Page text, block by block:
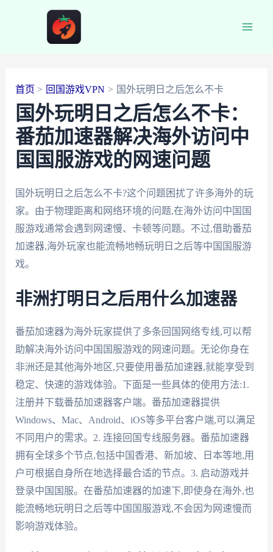
首页 回国游戏VPN 国外玩明日之后怎么不卡
国外玩明日之后怎么不卡：
番茄加速器解决海外访问中
国国服游戏的网速问题
国外玩明日之后怎么不卡?这个问题困扰了许多海外的玩
家。由于物理距离和网络环境的问题,在海外访问中国国
服游戏通常会遇到网速慢、卡顿等问题。不过,借助番茄
加速器,海外玩家也能流畅地畅玩明日之后等中国国服游
戏。
非洲打明日之后用什么加速器
番茄加速器为海外玩家提供了多条回国网络专线,可以帮
助解决海外访问中国国服游戏的网速问题。无论你身在
非洲还是其他海外地区,只要使用番茄加速器,就能享受到
稳定、快速的游戏体验。下面是一些具体的使用方法:1.
注册并下载番茄加速器客户端。番茄加速器提供
Windows、Mac、Android、iOS等多平台客户端,可以满足
不同用户的需求。2. 连接回国专线服务器。番茄加速器
拥有全球多个节点,包括中国香港、新加坡、日本等地,用
户可根据自身所在地选择最合适的节点。3. 启动游戏并
登录中国国服。在番茄加速器的加速下,即使身在海外,也
能流畅地玩明日之后等中国国服游戏,不会因为网速慢而
影响游戏体验。